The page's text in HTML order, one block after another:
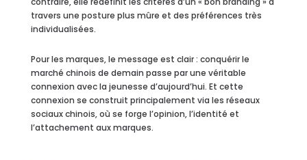
travers une posture plus mûre et des préférences très
individualisées.
Pour les marques, le message est clair : conquérir le
marché chinois de demain passe par une véritable
connexion avec la jeunesse d’aujourd’hui. Et cette
connexion se construit principalement via les réseaux
sociaux chinois, où se forge l’opinion, l’identité et
l’attachement aux marques.